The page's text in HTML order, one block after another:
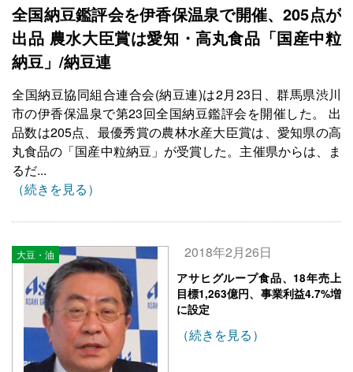
全国納豆鑑評会を伊香保温泉で開催、205点が
出品 農水大臣賞は愛知・高丸食品「国産中粒
納豆」/納豆連
全国納豆協同組合連合会(納豆連)は2月23日、群馬県渋川
市の伊香保温泉で第23回全国納豆鑑評会を開催した。 出
品数は205点、最優秀賞の農林水産大臣賞は、愛知県の高
丸食品の「国産中粒納豆」が受賞した。主催県からは、ま
るだ...
（続きを見る）
大豆・油 2018年2月26日
アサヒグループ食品、18年売上
目標1,263億円、事業利益4.7%増
に設定
（続きを見る）